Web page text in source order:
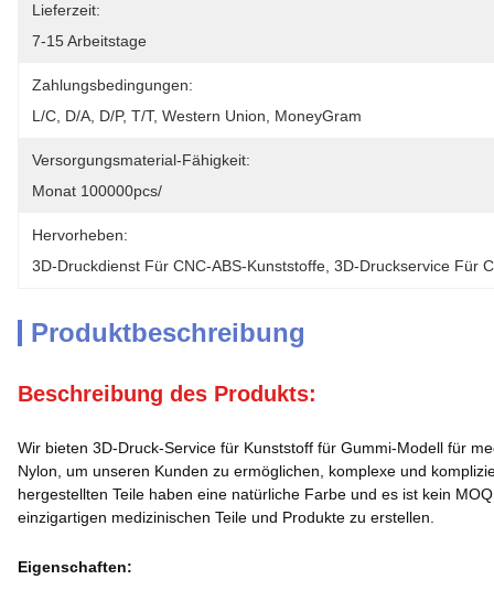
Lieferzeit:
7-15 Arbeitstage
Zahlungsbedingungen:
L/C, D/A, D/P, T/T, Western Union, MoneyGram
Versorgungsmaterial-Fähigkeit:
Monat 100000pcs/
Hervorheben:
3D-Druckdienst Für CNC-ABS-Kunststoffe 3D-Druckservice Für
Produktbeschreibung
Beschreibung des Produkts:
Wir bieten 3D-Druck-Service für Kunststoff für Gummi-Modell für
Nylon, um unseren Kunden zu ermöglichen, komplexe und
hergestellten Teile haben eine natürliche Farbe und es ist kein
einzigartigen medizinischen Teile und Produkte zu erstellen.
Eigenschaften: